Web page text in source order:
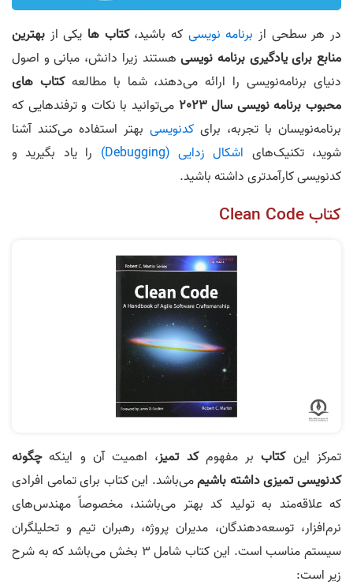
در هر سطحی از برنامه نویسی که باشید،کتاب ها یکی از بهترین
منابع برای یادگیری برنامه نویسیهستند زیرا دانش، مبانی و اصول
دنیای برنامه‌نویسی را ارائه می‌دهند، شما با مطالعهکتاب های
محبوب برنامه نویسی سال 2023
می‌توانید با نکات و ترفندهایی که
برنامه‌نویسان با تجربه، برای کدنویسی بهتر استفاده می‌‌کنند آشنا
شوید، تکنیک‌های اشکال زدایی (Debugging)
را یاد بگیرید و
کدنویسی کارآمدتری داشته باشید.
کتاب Clean Code
تمرکز اینکتاببر مفهومکد تمیز، اهمیت آن و اینکهچگونه
کدنویسی تمیزی داشته باشیممی‌باشد. این کتاب برای تمامی افرادی
که علاقه‌مند به تولید کد بهتر می‌باشند، مخصوصاً مهندس‌های
نرم‌افزار، توسعه‌دهندگان، مدیران پروژه، رهبران تیم و تحلیلگران
سیستم مناسب است. این کتاب شامل 3 بخش می‌باشد که به شرح
زیر است: